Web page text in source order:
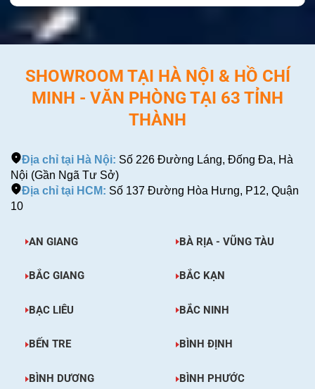
SHOWROOM TẠI HÀ NỘI & HỒ CHÍ
MINH - VĂN PHÒNG TẠI 63 TỈNH
THÀNH
Địa chỉ tại Hà Nội: Số 226 Đường Láng, Đống Đa, Hà
Nội (Gần Ngã Tư Sở)
Địa chỉ tại HCM: Số 137 Đường Hòa Hưng, P12, Quận
10
AN GIANG BÀ RỊA - VŨNG TÀU
BẮC GIANG BẮC KẠN
BẠC LIÊU BẮC NINH
BẾN TRE BÌNH ĐỊNH
BÌNH DƯƠNG BÌNH PHƯỚC